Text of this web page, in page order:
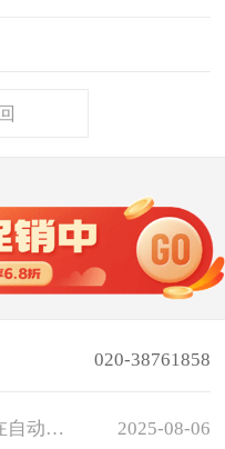
020-38761858
智能制造的中枢神经工控机在自动化产线中的关键角色 2025-08-06